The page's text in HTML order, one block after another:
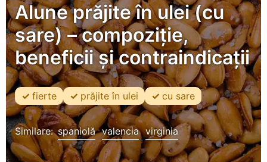
Alune prăjite în ulei (cu
sare) – compoziție,
beneficii și contraindicații
fierte prăjite în ulei cu sare
Similare:spaniolă valencia virginia